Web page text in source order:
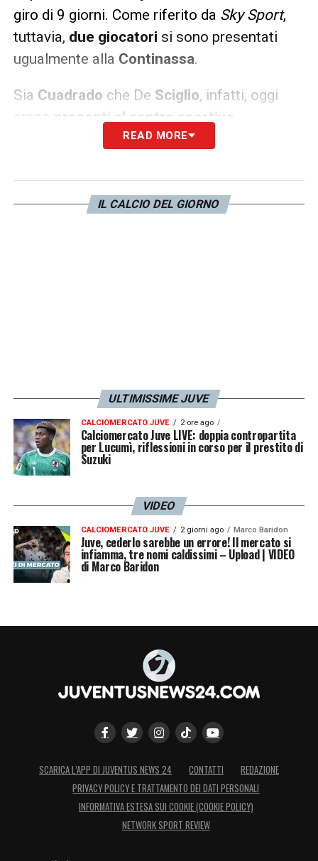
giro di 9 giorni. Come riferito da Sky Sport,
tuttavia, due giocatori si sono presentati
ugualmente alla Continassa.
Sia Cuadrado che De Sciglio, infatti, oggi
presenti al centro sportivo
. Il primo è appena tornato
recuperare.
READ MORE
IL CALCIO DEL GIORNO
ULTIMISSIME JUVE
CALCIOMERCATO JUVE 2 ore ago
Calciomercato Juve LIVE: doppia contropartita
per Lucumì, riflessioni in corso per il prestito di
Suzuki
VIDEO
CALCIOMERCATO JUVE 2 giorni ago Marco Baridon
Juve, cederlo sarebbe un errore! Il mercato si
infiamma, tre nomi caldissimi – Upload | VIDEO
di Marco Baridon
SCARICA L’APP DI JUVENTUS NEWS 24 CONTATTI
REDAZIONE
PRIVACY POLICY E TRATTAMENTO DEI DATI PERSONALI
INFORMATIVA ESTESA SUI COOKIE (COOKIE POLICY)
NETWORK SPORT REVIEW